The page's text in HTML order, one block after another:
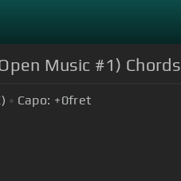
Music #1) Chords
Capo: +0fret